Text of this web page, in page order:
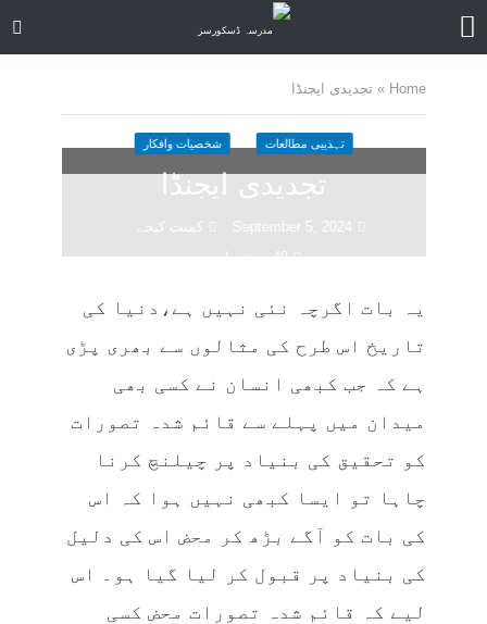
Home
» تجدیدی ایجنڈا
تہذیبی مطالعات شخصیات وافکار
تجدیدی ایجنڈا
September 5, 2024
کمنت کیجے
40 منٹ چاہیں
یہ بات اگرچہ نئی نہیں ہے،دنیا کی
تاریخ اس طرح کی مثالوں سے بھری پڑی
ہے کہ جب کبھی انسان نے کسی بھی
میدان میں پہلے سے قائم شدہ تصورات
کو تحقیق کی بنیاد پر چیلنچ کرنا
چاہا تو ایسا کبھی نہیں ہوا کہ اس
کی بات کو آگے بڑھ کر محض اس کی دلیل
کی بنیاد پر قبول کر لیا گیا ہو۔ اس
لیے کہ قائم شدہ تصورات محض کسی